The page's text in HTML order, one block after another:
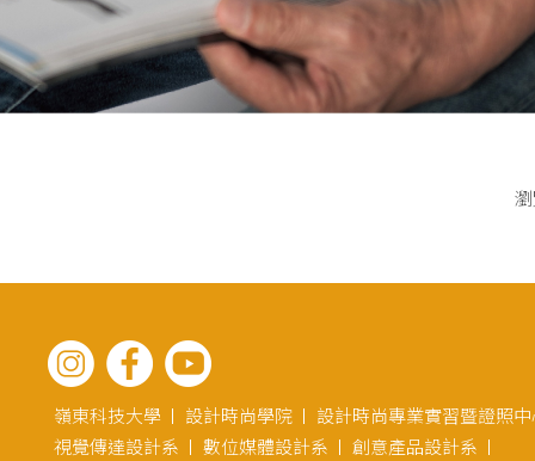
嶺東科技大學 設計時尚學院
設計時尚專業實習暨證照
視覺傳達設計系
數位媒體設計系 創意產品設計系